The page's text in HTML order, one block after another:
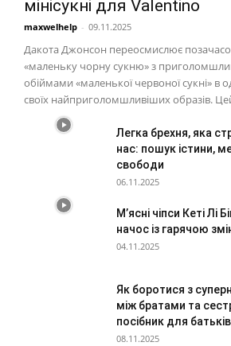
мінісукні для Valentino
maxwelhelp - 09.11.2025
Дакота Джонсон переосмислює
«маленьку чорну сукню» з
обіймами «маленької червоної сукні» в
своїх найприголомшливіших образів.
Легка брехня, яка
нас: пошук істини,
свободи
06.11.2025
М’ясні чіпси Кеті Лі
начос із гарячою
04.11.2025
Як боротися з
між братами та
посібник для батьків
08.11.2025